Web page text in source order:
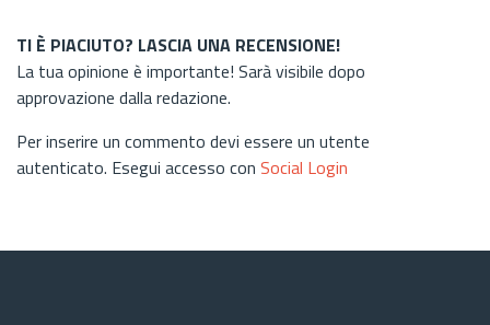
TI È PIACIUTO? LASCIA UNA RECENSIONE!
La tua opinione è importante! Sarà visibile dopo
approvazione dalla redazione.
Per inserire un commento devi essere un utente
autenticato. Esegui accesso con Social Login